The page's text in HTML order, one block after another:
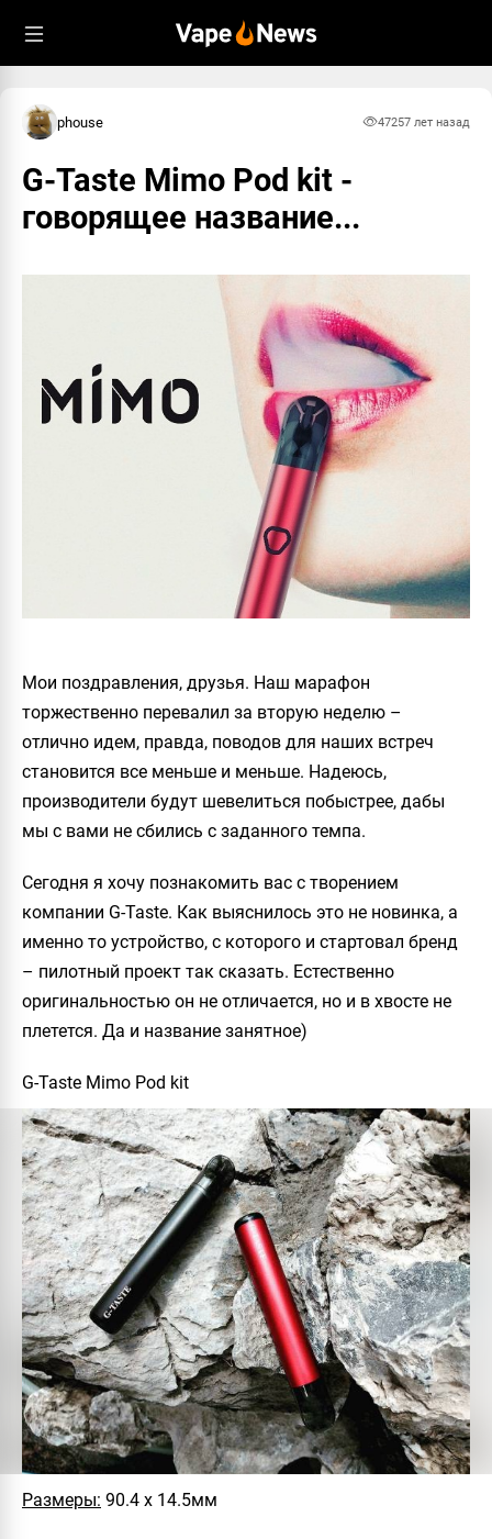
phouse 47257 лет назад
G-Taste Mimo Pod kit -
говорящее название...
Мои поздравления, друзья. Наш марафон
торжественно перевалил за вторую неделю –
отлично идем, правда, поводов для наших встреч
становится все меньше и меньше. Надеюсь,
производители будут шевелиться побыстрее, дабы
мы с вами не сбились с заданного темпа.
Сегодня я хочу познакомить вас с творением
компании G-Taste. Как выяснилось это не новинка, а
именно то устройство, с которого и стартовал бренд
– пилотный проект так сказать. Естественно
оригинальностью он не отличается, но и в хвосте не
плетется. Да и название занятное)
G-Taste Mimo Pod kit
Размеры: 90.4 х 14.5мм